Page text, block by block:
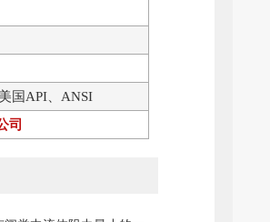
国API、ANSI
司